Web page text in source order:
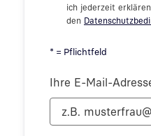
ich jederzeit
den
* = Pflichtfeld
Ihre E-Mail-